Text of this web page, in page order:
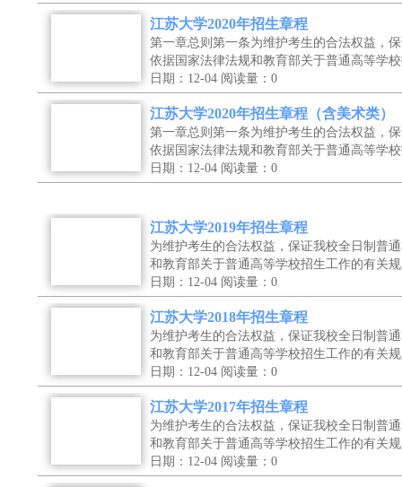
江苏大学2020年招生章程
第一章总则第一条为维护考生的合法权益，
依据国家法律法规和教育部关于普通高等学
日期：12-04 阅读量：0
江苏大学2020年招生章程（含美术类）
第一章总则第一条为维护考生的合法权益，
依据国家法律法规和教育部关于普通高等学
日期：12-04 阅读量：0
江苏大学2019年招生章程
为维护考生的合法权益，保证我校全日制普
和教育部关于普通高等学校招生工作的有关
日期：12-04 阅读量：0
江苏大学2018年招生章程
为维护考生的合法权益，保证我校全日制普
和教育部关于普通高等学校招生工作的有关
日期：12-04 阅读量：0
江苏大学2017年招生章程
为维护考生的合法权益，保证我校全日制普
和教育部关于普通高等学校招生工作的有关
日期：12-04 阅读量：0